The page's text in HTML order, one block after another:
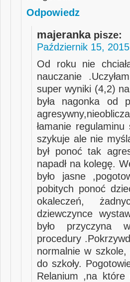
Odpowiedz
majeranka pisze:
Październik 15,
Od roku nie
nauczanie
super wyniki (4,2)
była nagonka
łamanie
szykuje ale nie
był ponoć tak
napadł na kolegę.
było jasne
pobitych ponoć
okaleczeń,
dziewczynce
było przyczyna
procedury
normalnie w
do szkoły.
Relanium ,na które